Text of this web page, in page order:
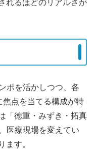
れるほどのリアルさが
ポを活かしつつ、各
焦点を当てる構成が特
「徳重・みずき・拓真
医療現場を変えてい
ます。